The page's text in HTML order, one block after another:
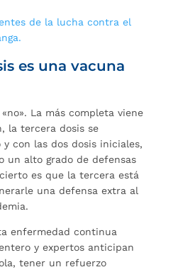
de la lucha contra el
es una vacuna
La más completa viene
la tercera dosis se
con las dos dosis iniciales,
un alto grado de defensas
es que la tercera está
una defensa extra al
enfermedad continua
y expertos anticipan
tener un refuerzo